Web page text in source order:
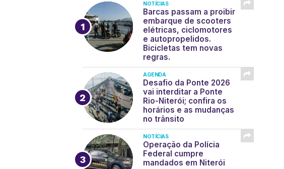
NOTÍCIAS
Barcas passam a proibir
embarque de scooters
elétricas, ciclomotores
e autopropelidos.
Bicicletas tem novas
regras.
AGENDA
Desafio da Ponte 2026
vai interditar a Ponte
Rio-Niterói; confira os
horários e as mudanças
no trânsito
NOTÍCIAS
Operação da Polícia
Federal cumpre
mandados em Niterói